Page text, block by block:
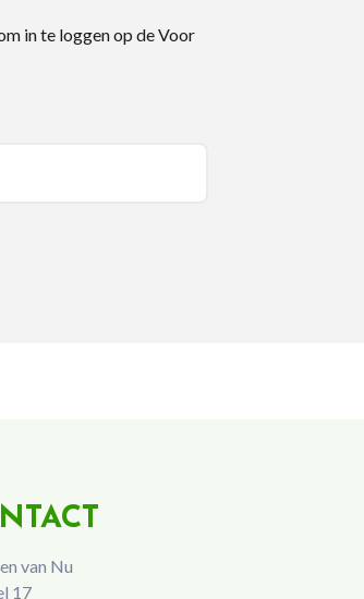
in te loggen op de Voor
van Nu
17